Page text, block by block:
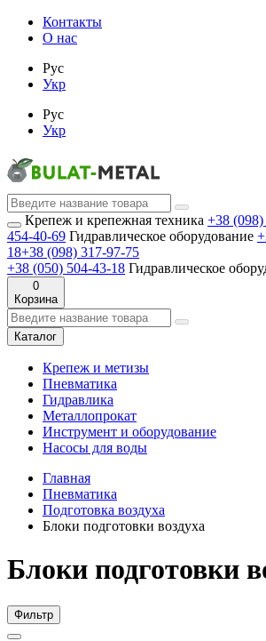
Контакты
О нас
Рус
Укр
Рус
Укр
Крепеж и крепежная техника +38
454-40-69 Гидравлическое оборудование
18+38 (098) 317-97-75
+38 (050) 504-43-18 Гидравлическое
0
Корзина
Каталог
Крепеж и метизы
Пневматика
Гидравлика
Металлопрокат
Инструмент и оборудование
Насосы для воды
Главная
Пневматика
Подготовка воздуха
Блоки подготовки воздуха
Блоки подготовки
Фильтр